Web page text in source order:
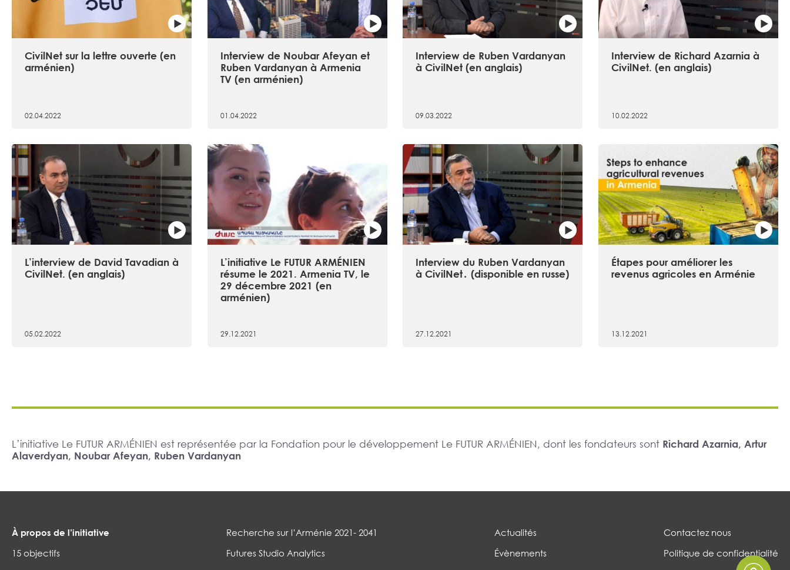
CivilNet sur la lettre ouverte (en
arménien)
02.04.2022
Interview de Noubar Afeyan et
Ruben Vardanyan à Armenia
TV (en arménien)
01.04.2022
Interview de Ruben Vardanyan
à CivilNet (en anglais)
09.03.2022
Interview de Richard Azarnia à
CivilNet. (en anglais)
10.02.2022
L’interview de David Tavadian à
CivilNet. (en anglais)
05.02.2022
L’initiative Le FUTUR ARMÉNIEN
résume le 2021. Armenia TV, le
29 décembre 2021 (en
arménien)
29.12.2021
Interview du Ruben Vardanyan
à CivilNet․ (disponible en russe)
27.12.2021
Étapes pour améliorer les
revenus agricoles en Arménie
13.12.2021
L’initiative Le FUTUR ARMÉNIEN est représentée par la Fondation pour le développement Le FUTUR ARMÉNIEN, dont les fondateurs sont Richard Azarnia, Artur
Alaverdyan, Noubar Afeyan, Ruben Vardanyan
À propos de l’initiative
15 objectifs
Recherche sur l’Arménie 2021- 2041
Futures Studio Analytics
Actualités
Évènements
Contactez nous
Politique de confidentialité